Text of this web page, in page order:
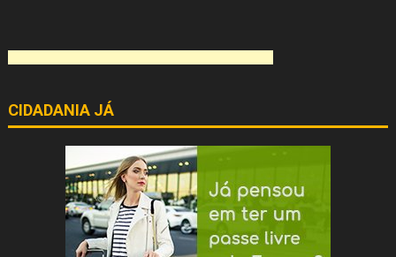
CIDADANIA JÁ